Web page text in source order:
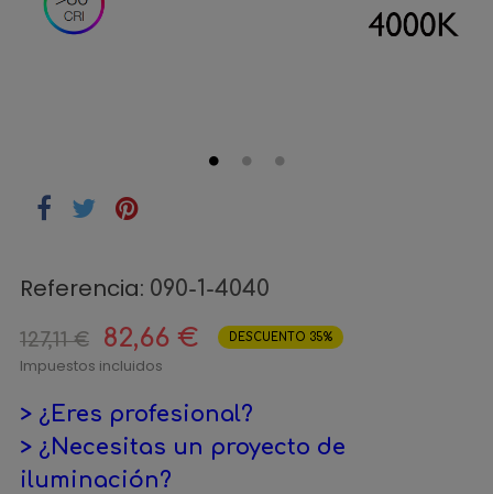
Referencia: 090-1-4040
127,11 € 82,66 € DESCUENTO 35%
Impuestos incluidos
> ¿Eres profesional?
> ¿Necesitas un proyecto de
iluminación?